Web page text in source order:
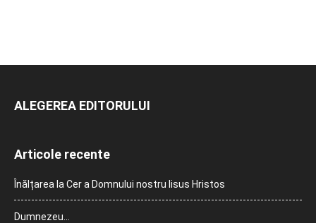
ALEGEREA EDITORULUI
Articole recente
Înălțarea la Cer a Domnului nostru Iisus Hristos
Dumnezeu…